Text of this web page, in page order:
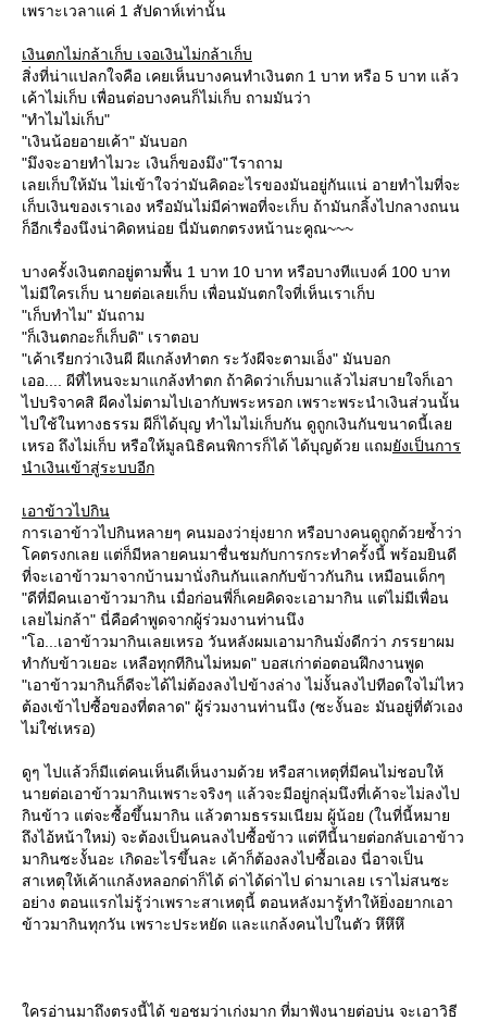
เพราะเวลาแค่ 1 สัปดาห์เท่านั้น
เงินตกไม่กล้าเก็บ เจอเงินไม่กล้าเก็บ
สิ่งที่น่าแปลกใจคือ เคยเห็นบางคนทำเงินตก 1 บาท หรือ 5 บาท แล้ว
เค้าไม่เก็บ เพื่อนต่อบางคนก็ไม่เก็บ ถามมันว่า
"ทำไมไม่เก็บ"
"เงินน้อยอายเค้า" มันบอก
"มึงจะอายทำไมวะ เงินก็ของมึง" เีราถาม
เลยเก็บให้มัน ไม่เข้าใจว่ามันคิดอะไรของมันอยู่กันแน่ อายทำไมที่จะ
เก็บเงินของเราเอง หรือมันไม่มีค่าพอที่จะเก็บ ถ้ามันกลิ้งไปกลางถนน
ก็อีกเรื่องนึงน่าคิดหน่อย นี่มันตกตรงหน้านะคูณ~~~
บางครั้งเงินตกอยู่ตามพื้น 1 บาท 10 บาท หรือบางทีแบงค์ 100 บาท
ไม่มีใครเก็บ นายต่อเลยเก็บ เพื่อนมันตกใจที่เห็นเราเก็บ
"เก็บทำไม" มันถาม
"ก็เงินตกอะก็เก็บดิ" เราตอบ
"เค้าเรียกว่าเงินผี ผีแกล้งทำตก ระวังผีจะตามเอ็ง" มันบอก
เออ.... ผีที่ไหนจะมาแกล้งทำตก ถ้าคิดว่าเก็บมาแล้วไม่สบายใจก็เอา
ไปบริจาคสิ ผีคงไม่ตามไปเอากับพระหรอก เพราะพระนำเงินส่วนนั้น
ไปใช้ในทางธรรม ผีก็ได้บุญ ทำไมไม่เก็บกัน ดูถูกเงินกันขนาดนี้เล
เหรอ ถึงไม่เก็บ หรือให้มูลนิธิคนพิการก็ได้ ได้บุญด้วย แถมังเป็นการ
นำเงินเข้าสู่ระบบอีก
เอาข้าวไปกิน
การเอาข้าวไปกินหลายๆ คนมองว่ายุ่งยาก หรือบางคนดูถูกด้วยซ้ำว่า
คตรงกเลย แต่ก็มีหลายคนมาชื่นชมกับการกระทำครั้งนี้ พร้อมยินดี
ที่จะเอาข้าวมาจากบ้านมานั่งกินกันแลกกับข้าวกันกิน เหมือนเด็กๆ
"ดีที่มีคนเอาข้าวมากิน เมื่อก่อนพี่ก็เคยคิดจะเอามากิน แต่ไม่มีเพื่อน
เลยไม่กล้า" นี่คือคำพูดจากผู้ร่วมงานท่านนึง
"โอ...เอาข้าวมากินเลยเหรอ วันหลังผมเอามากินมั่งดีกว่า ภรรยาผม
ทำกับข้าวเยอะ เหลือทุกทีกินไม่หมด" บอสเก่าต่อตอนฝึกงานพูด
"เอาข้าวมากินก็ดีจะได้ไม่ต้องลงไปข้างล่าง ไม่งั้นลงไปทีอดใจไม่ไหว
ต้องเข้าไปซื้อของที่ตลาด" ผู้ร่วมงานท่านนึง (ซะงั้นอะ มันอยู่ที่ตัวเอง
ไม่ใช่เหรอ)
ดูๆ ไปแล้วก็มีแต่คนเห็นดีเห็นงามด้วย หรือสาเหตุที่มีคนไม่ชอบให้
นายต่อเอาข้าวมากินเพราะจริงๆ แล้วจะมีอยู่กลุ่มนึงที่เค้าจะไม่ลงไป
กินข้าว แต่จะซื้อขึ้นมากิน แล้วตามธรรมเนียม ผู้น้อย (ในที่นี้หมา
ถึงไอ้หน้าใหม่) จะต้องเป็นคนลงไปซื้อข้าว แต่ทีนี้นายต่อกลับเอาข้าว
มากินซะงั้นอะ เกิดอะไรขึ้นละ เค้าก็ต้องลงไปซื้อเอง นี่อาจเป็น
สาเหตุให้เค้าแกล้งหลอกด่าก็ได้ ด่าได้ด่าไป ด่ามาเลย เราไม่สนซะ
อย่าง ตอนแรกไม่รู้ว่าเพราะสาเหตุนี้ ตอนหลังมารู้ทำให้ยิ่งอยากเอา
ข้าวมากินทุกวัน เพราะประหยัด และแกล้งคนไปในตัว หึหึหึ
ครอ่านมาถึงตรงนี้ได้ ขอชมว่าเก่งมาก ที่มาฟังนายต่อบ่น จะเอาวิธี